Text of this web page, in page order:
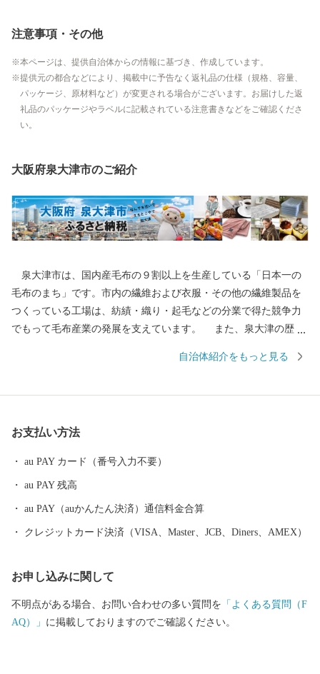
注意事項・その他
本ページは、提供自治体からの情報に基づき、作成しています。
提供元の都合などにより、掲載中に予告なく返礼品の仕様（規格、容量、
パッケージ、原材料など）が変更される場合がございます。お届けした返
礼品のパッケージやラベルに記載されている注意書きなどをご確認くださ
い。
大阪府泉大津市のご紹介
泉大津市は、国内産毛布の９割以上を生産している「日本一の
毛布のまち」です。市内の繊維および衣服・その他の繊維製品を
つくっている工場は、紡績・織り・起毛などの分業で得た競争力
でもって毛布産業の発展を支えています。 また、泉大津の歴史
ていました。交通の要として人の往来も多く、随筆や紀行の中に
市、南部は大津川を境として泉北郡忠岡町と隣接しています。西
北部は大阪湾に面し、はるかに六甲山、淡路島を望むことができ
自治体紹介をもっと見る
お支払い方法
au PAY カード（番号入力不要）
au PAY 残高
au PAY（auかんたん決済）通信料金合算
クレジットカード決済（VISA、Master、JCB、Diners、AMEX）
お申し込みに関して
不明点がある場合、お問い合わせの多い質問を 「よくある質問（F
AQ）」 に掲載しておりますのでご確認ください。